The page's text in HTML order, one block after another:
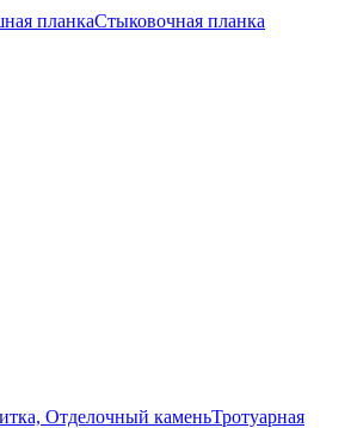
планкаСтыковочная планка
Отделочный каменьТротуарная